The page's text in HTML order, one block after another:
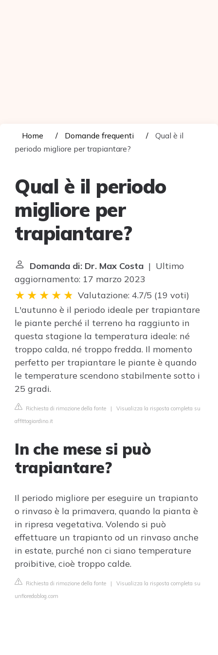
Home Domande frequenti
Qual è il
periodo migliore per trapiantare?
Qual è il periodo
migliore per
trapiantare?
Domanda di: Dr. Max Costa | Ultimo
aggiornamento: 17 marzo 2023
Valutazione: 4.7/5 (19 voti)
L'autunno è il periodo ideale per trapiantare
le piante perché il terreno ha raggiunto in
questa stagione la temperatura ideale: né
troppo calda, né troppo fredda. Il momento
perfetto per trapiantare le piante è quando
le temperature scendono stabilmente sotto i
25 gradi.
Richiesta di rimozione della fonte | Visualizza la risposta completa su
affittogiardino.it
In che mese si può
trapiantare?
Il periodo migliore per eseguire un trapianto
o rinvaso è la primavera, quando la pianta è
in ripresa vegetativa. Volendo si può
effettuare un trapianto od un rinvaso anche
in estate, purché non ci siano temperature
proibitive, cioè troppo calde.
Richiesta di rimozione della fonte | Visualizza la risposta completa su
unfioredablog.com